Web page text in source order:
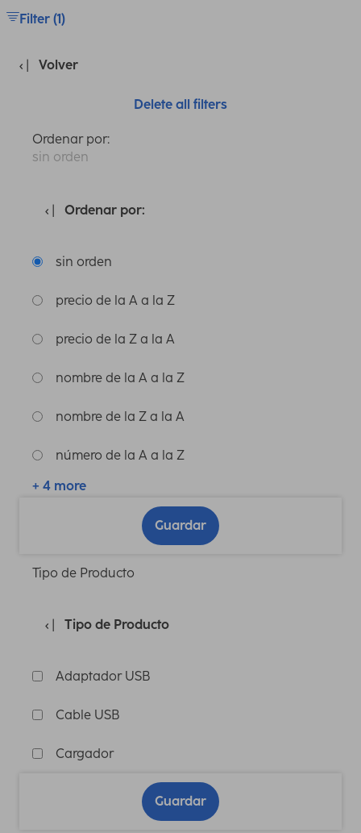
Filter (1)
Volver
Delete all filters
Ordenar por:
sin orden
Ordenar por:
sin orden
precio de la A a la Z
precio de la Z a la A
nombre de la A a la Z
nombre de la Z a la A
número de la A a la Z
+ 4 more
Guardar
Tipo de Producto
Tipo de Producto
Adaptador USB
Cable USB
Cargador
Guardar